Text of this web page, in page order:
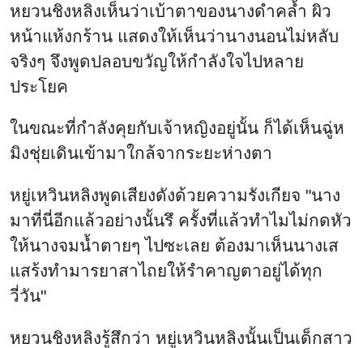
หยวนชิงหลิงเห็นว่าเบ้าตาของนางดำคล้ำ ผิว
หน้าแห้งกร้าน แสดงให้เห็นว่านางนอนไม่หลับ
จริงๆ จึงพูดปลอบขวัญให้กำลังใจไปหลาย
ประโยค
ในขณะที่กำลังคุยกับเจ้าหญิงอยู่นั้น ก็ได้เห็นฉู่ห
มิงชุ่ยเดินเข้ามาใกล้จากระยะห่างตา
หยู่เหวินหลิงพูดเสียงดังด้วยความรังเกียจ "นาง
มาที่นี่อีกแล้วอย่างนั้นรึ ครั้งที่แล้วทำไมไม่กดหัว
ให้นางจมน้ำตายๆ ไปซะเลย ต้องมาเห็นนางเส
แสร้งทำมารยาสาไถยให้รำคาญตาอยู่ได้ทุก
วี่วัน"
หยวนชิงหลิงรู้สึกว่า หยู่เหวินหลิงนั้นเป็นเด็กสาว